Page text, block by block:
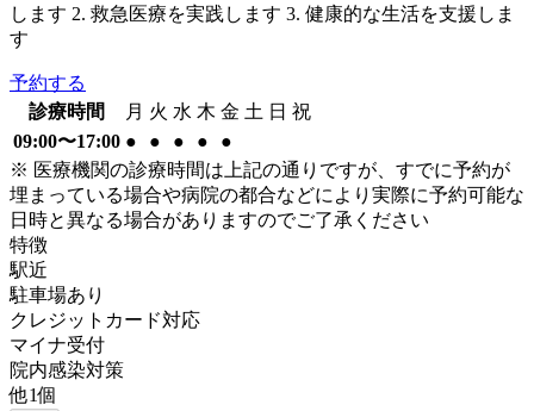
します 2. 救急医療を実践します 3. 健康的な生活を支援しま
す
予約する
診療時間
月 火 水 木 金 土 日 祝
09:00〜17:00 ● ● ● ●
●
※ 医療機関の診療時間は上記の通りですが、すでに予約が
埋まっている場合や病院の都合などにより実際に予約可能な
日時と異なる場合がありますのでご了承ください
特徴
駅近
駐車場あり
クレジットカード対応
マイナ受付
院内感染対策
他1個